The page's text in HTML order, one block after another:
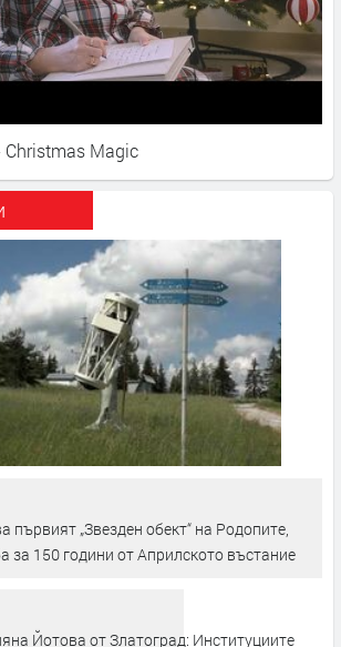
Magic
първият „Звезден обект“ на Родопите,
за 150 години от Априлското въстание
Йотова от Златоград: Институциите